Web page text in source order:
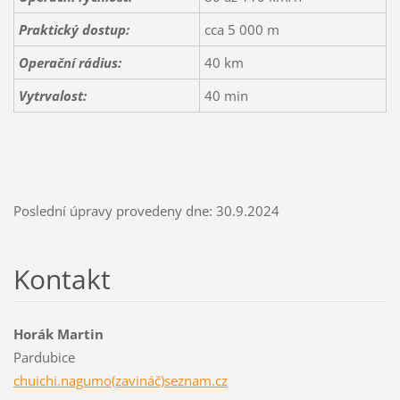
Praktický dostup:
cca 5 000 m
Operační rádius:
40 km
Vytrvalost:
40 min
Poslední úpravy provedeny dne: 30.9.2024
Kontakt
Horák Martin
Pardubice
chuichi.nagumo(zavináč)seznam.cz